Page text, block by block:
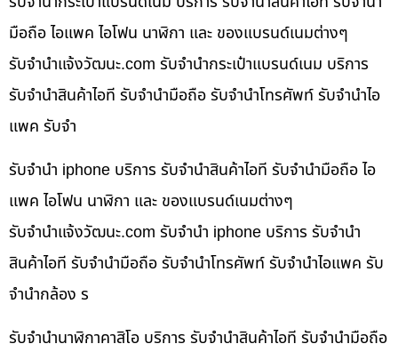
มือถือ ไอแพค ไอโฟน นาฬิกา และ ของแบรนด์เนมต่างๆ
รับจํานําแจ้งวัฒนะ.com รับจำนำกระเป๋าแบรนด์เนม บริการ
รับจำนำสินค้าไอที รับจำนำมือถือ รับจำนำโทรศัพท์ รับจำนำไอ
แพค รับจำ
รับจำนำ iphone บริการ รับจำนำสินค้าไอที รับจำนำมือถือ ไอ
แพค ไอโฟน นาฬิกา และ ของแบรนด์เนมต่างๆ
รับจํานําแจ้งวัฒนะ.com รับจำนำ iphone บริการ รับจำนำ
สินค้าไอที รับจำนำมือถือ รับจำนำโทรศัพท์ รับจำนำไอแพค รับ
จำนำกล้อง ร
รับจำนำนาฬิกาคาสิโอ บริการ รับจำนำสินค้าไอที รับจำนำมือถือ